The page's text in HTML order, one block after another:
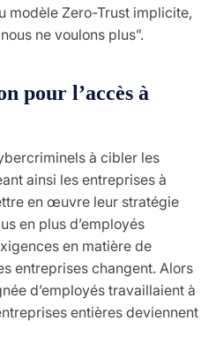
modèle Zero-Trust implicite,
ne voulons plus”.
pour l’accès à
à cibler les
ainsi les entreprises à
en œuvre leur stratégie
en plus d’employés
en matière de
entreprises changent. Alors
d’employés travaillaient à
entières deviennent